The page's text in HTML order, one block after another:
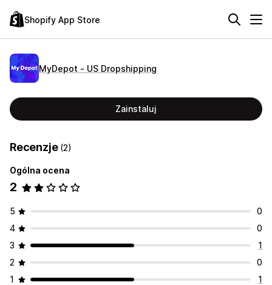
Shopify App Store
MyDepot ‑ US Dropshipping
Zainstaluj
Recenzje (2)
Ogólna ocena
2
5
0
4
0
3
1
2
0
1
1